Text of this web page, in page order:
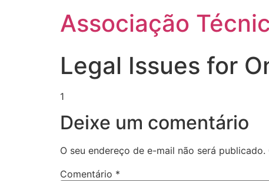
Associação
Legal Issues for
1
Deixe um comentário
O seu endereço de e-mail não será publicado.
Comentário *